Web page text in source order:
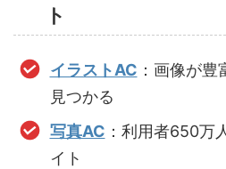
ト
イラストAC ：画像が
見つかる
写真AC ：利用者650万
イト